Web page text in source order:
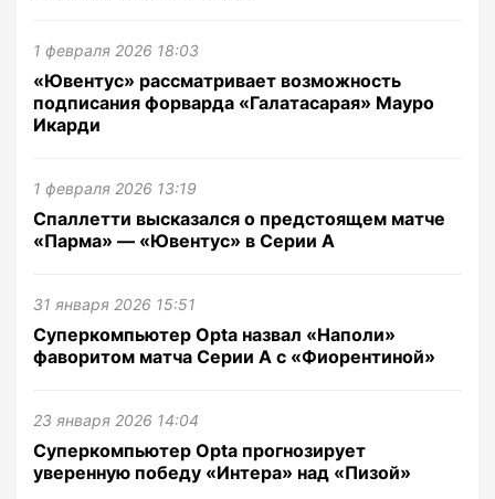
1 февраля 2026 18:03
«Ювентус» рассматривает возможность
подписания форварда «Галатасарая» Мауро
Икарди
1 февраля 2026 13:19
Спаллетти высказался о предстоящем матче
«Парма» — «Ювентус» в Серии А
31 января 2026 15:51
Суперкомпьютер Opta назвал «Наполи»
фаворитом матча Серии А с «Фиорентиной»
23 января 2026 14:04
Суперкомпьютер Opta прогнозирует
уверенную победу «Интера» над «Пизой»